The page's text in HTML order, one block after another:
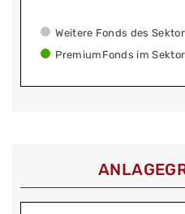
Weitere Fonds des
PremiumFonds im Sektor